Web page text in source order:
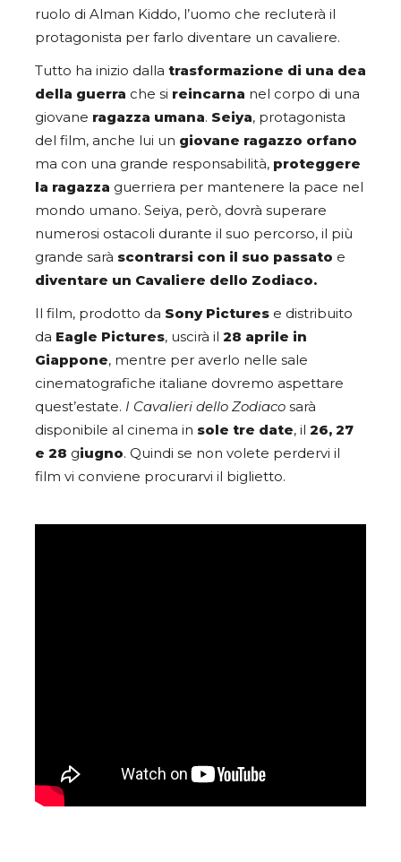
ruolo di Alman Kiddo, l’uomo che recluterà il
protagonista per farlo diventare un cavaliere.
Tutto ha inizio dalla trasformazione di una dea
della guerra che si reincarna nel corpo di una
giovane ragazza umana. Seiya, protagonista
del film, anche lui un giovane ragazzo orfano
ma con una grande responsabilità, proteggere
la ragazza guerriera per mantenere la pace nel
mondo umano. Seiya, però, dovrà superare
numerosi ostacoli durante il suo percorso, il più
grande sarà scontrarsi con il suo passato e
diventare un Cavaliere dello Zodiaco.
Il film, prodotto da Sony Pictures e distribuito
da Eagle Pictures, uscirà il 28 aprile in
Giappone, mentre per averlo nelle sale
cinematografiche italiane dovremo aspettare
quest’estate. I Cavalieri dello Zodiaco sarà
disponibile al cinema in sole tre date, il 26, 27
e 28 giugno. Quindi se non volete perdervi il
film vi conviene procurarvi il biglietto.